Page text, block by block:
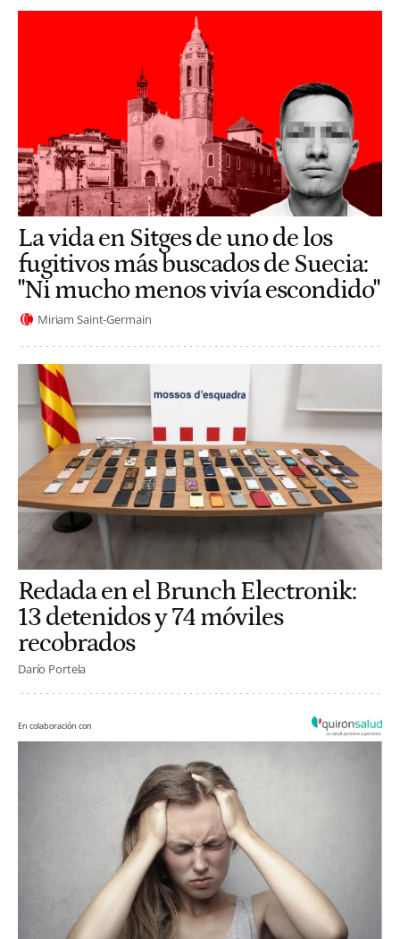
La vida en Sitges de uno de los
fugitivos más buscados de Suecia:
"Ni mucho menos vivía escondido"
Miriam Saint-Germain
Redada en el Brunch Electronik:
13 detenidos y 74 móviles
recobrados
Darío Portela
En colaboración con